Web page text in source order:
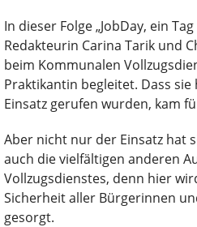
In dieser Folge „JobDay, ein
Redakteurin Carina Tarik und
beim Kommunalen
Praktikantin begleitet. Dass
Einsatz gerufen wurden, kam
Aber nicht nur der Einsatz hat
auch die vielfältigen anderen
Vollzugsdienstes, denn hier
Sicherheit aller Bürgerinnen
gesorgt.